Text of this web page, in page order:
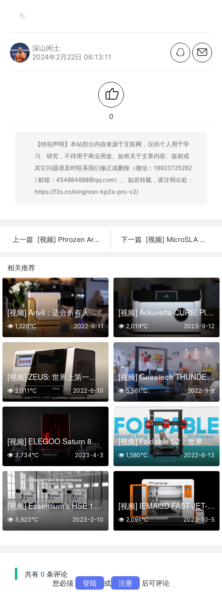
深山闲士
2024年2月22日 06:13:11
0
【特别声明】本站部分内容来源于互联网，仅供个人用于学
习、研究，不得用于商业用途。如有关于文章内容、版权或
其它问题请及时联系我们修正或删除（微信：18923725282
/ 邮箱：454884888@qq.com）。 如若转载，请注明出处：
https://f3s.cn/kingroon-kp3s-pro-v2/
上一篇: [视频] Phrozen Arco FDM 3D打印机：打印更大、更快、更多颜色 下一篇: [视频] MicroSLA Titan3和Micro UV DLP超高分辨率3D打印机
相关推荐
[视频] Anvil：适合所有人的真正用户友好型3D打印机
2022-6-11
1,228℃
[视频] Ackuretta CURIE Plus：适用于牙科3D打印的终极UV固化站
2023-9-12
2,019℃
[视频] ZEUS: 世界上第一台3D扫描、打印、复印和传真一体机
2022-6-10
2,011℃
[视频] Geeetech THUNDER：300mm/s高速 3D 打印机
2022-9-9
5,561℃
[视频] ELEGOO Saturn 8K 10英寸单色LCD 光固化3D打印机
2023-4-3
3,734℃
[视频] Foldable S2：世界上第一台可折叠3D打印机
2022-6-13
1,580℃
[视频] Essentium’s HSE 180•S 高速3D打印机系列介绍
2023-2-10
3,923℃
[视频] IEMAI3D FAST-JET-780大尺寸颗粒3D打印机 打印温度高达300℃
2023-10-5
2,091℃
共有 0 条评论
您必须 登陆 或 注册 后可评论